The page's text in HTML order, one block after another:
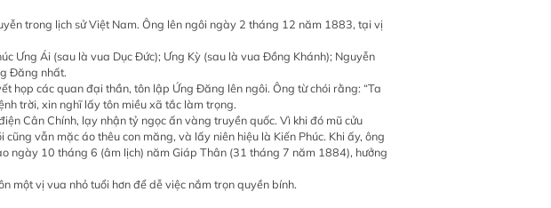
trong lịch sử Việt Nam. Ông lên ngôi ngày 2 tháng 12 năm 1883, tại vị
Ưng Ái (sau là vua Dục Đức); Ưng Kỳ (sau là vua Đồng Khánh); Nguyễn
Đăng nhất.
họp các quan đại thần, tôn lập Ứng Đăng lên ngôi. Ông từ chói rằng: “Ta
trời, xin nghĩ lấy tôn miều xã tắc làm trọng.
Cân Chính, lạy nhận tỷ ngọc ấn vàng truyền quốc. Vì khi đó mũ cửu
vẫn mặc áo thêu con măng, và lấy niên hiệu là Kiến Phúc. Khi ấy, ông
ngày 10 tháng 6 (âm lịch) năm Giáp Thân (31 tháng 7 năm 1884), hưởng
một vị vua nhỏ tuổi hơn để dễ việc nắm trọn quyền bính.